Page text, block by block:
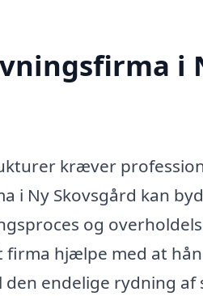
i
kræver
i Ny Skovsgård kan
og
hjælpe med at
endelige rydning af